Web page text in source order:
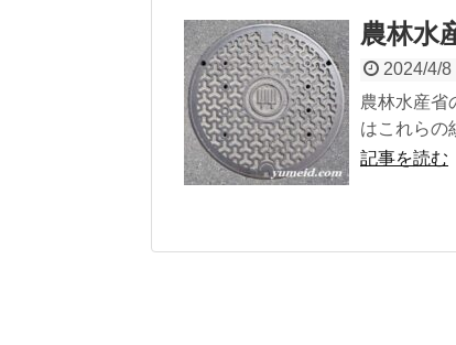
農林水
2024/4/8
農林水産省
はこれらの
記事を読む